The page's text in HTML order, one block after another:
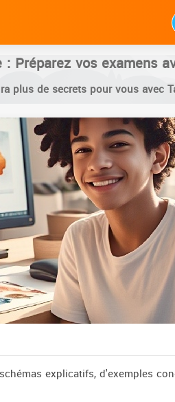
Préparez vos examens
plus de secrets pour vous avec
explicatifs, d'exemples